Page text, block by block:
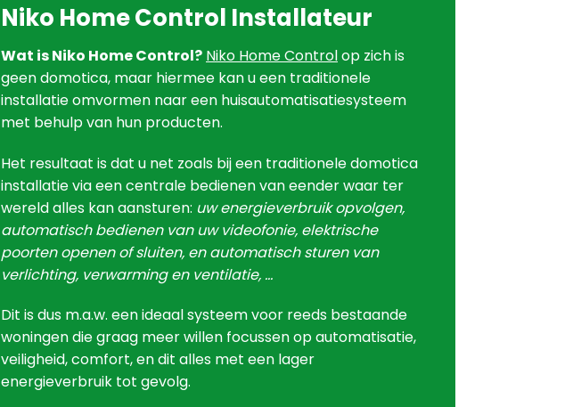
Niko Home Control Installateur
Wat is Niko Home Control? Niko Home Controlop zich is
geen domotica, maar hiermee kan u een traditionele
installatie omvormen naar een huisautomatisatiesysteem
met behulp van hun producten.
Het resultaat is dat u net zoals bij een traditionele domotica
installatie via een centrale bedienen van eender waar ter
wereld alles kan aansturen: uw energieverbruik opvolgen,
automatisch bedienen van uw videofonie, elektrische
poorten openen of sluiten, en automatisch sturen van
verlichting, verwarming en ventilatie, …
Dit is dus m.a.w. een ideaal systeem voor reeds bestaande
woningen die graag meer willen focussen op automatisatie,
veiligheid, comfort, en dit alles met een lager
energieverbruik tot gevolg.